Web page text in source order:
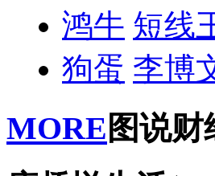
鸿牛 短线
狗蛋 李博
MORE 图说财